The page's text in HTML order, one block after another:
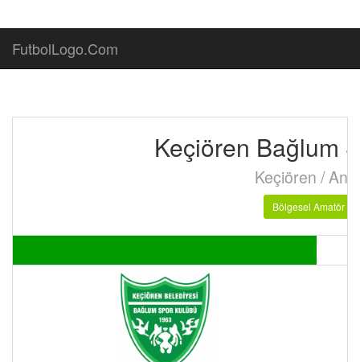
FutbolLogo.Com
Keçiören Bağlum
Keçiören /
Bölgesel Amatör Lig